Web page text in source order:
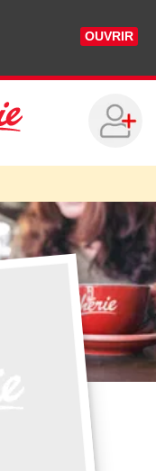
OUVRIR